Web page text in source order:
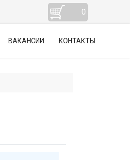
0
ВАКАНСИИ КОНТАКТЫ